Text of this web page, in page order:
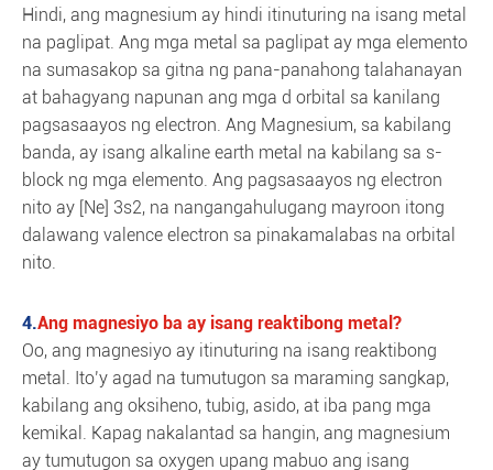
Hindi, ang magnesium ay hindi itinuturing na isang metal
na paglipat. Ang mga metal sa paglipat ay mga elemento
na sumasakop sa gitna ng pana-panahong talahanayan
at bahagyang napunan ang mga d orbital sa kanilang
pagsasaayos ng electron. Ang Magnesium, sa kabilang
banda, ay isang alkaline earth metal na kabilang sa s-
block ng mga elemento. Ang pagsasaayos ng electron
nito ay [Ne] 3s2, na nangangahulugang mayroon itong
dalawang valence electron sa pinakamalabas na orbital
nito.
4.Ang magnesiyo ba ay isang reaktibong metal?
Oo, ang magnesiyo ay itinuturing na isang reaktibong
metal. Ito’y agad na tumutugon sa maraming sangkap,
kabilang ang oksiheno, tubig, asido, at iba pang mga
kemikal. Kapag nakalantad sa hangin, ang magnesium
ay tumutugon sa oxygen upang mabuo ang isang